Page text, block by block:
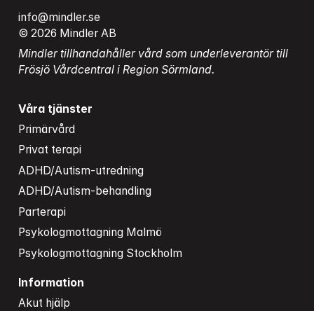
info@mindler.se
© 2026 Mindler AB
Mindler tillhandahåller vård som underleverantör till
Frösjö Vårdcentral i Region Sörmland.
Våra tjänster
Primärvård
Privat terapi
ADHD/Autism-utredning
ADHD/Autism-behandling
Parterapi
Psykologmottagning Malmö
Psykologmottagning Stockholm
Information
Akut hjälp